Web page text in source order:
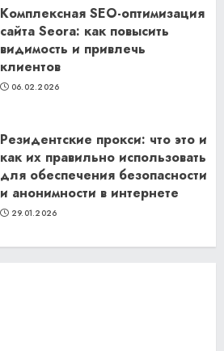
Комплексная SEO-оптимизация
сайта Seora: как повысить
видимость и привлечь
клиентов
06.02.2026
Резидентские прокси: что это и
как их правильно использовать
для обеспечения безопасности
и анонимности в интернете
29.01.2026